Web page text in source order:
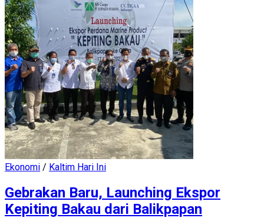
Ekonomi / Kaltim Hari Ini
Gebrakan Baru, Launching Ekspor
Kepiting Bakau dari Balikpapan